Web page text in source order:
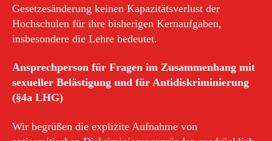
Gesetzesänderung keinen Kapazitätsverlust der
Hochschulen für ihre bisherigen Kernaufgaben,
insbesondere die Lehre bedeutet.
Ansprechperson für Fragen im Zusammenhang mit
sexueller Belästigung und für Antidiskriminierung
(§4a LHG)
Wir begrüßen die explizite Aufnahme von